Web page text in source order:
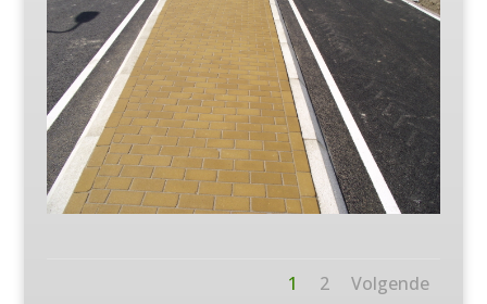
1 2 Volgende